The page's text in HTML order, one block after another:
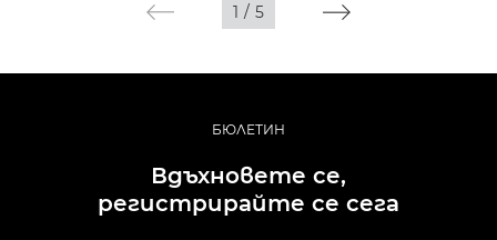
1 / 5
БЮЛЕТИН
Вдъхновете се,
регистрирайте се сега